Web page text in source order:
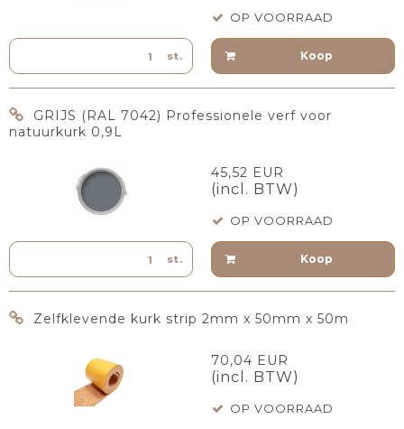
OP VOORRAAD
st. Koop
GRIJS (RAL 7042) Professionele verf voor
natuurkurk 0,9L
45,52 EUR
(incl. BTW)
OP VOORRAAD
st. Koop
Zelfklevende kurk strip 2mm x 50mm x 50m
70,04 EUR
(incl. BTW)
OP VOORRAAD